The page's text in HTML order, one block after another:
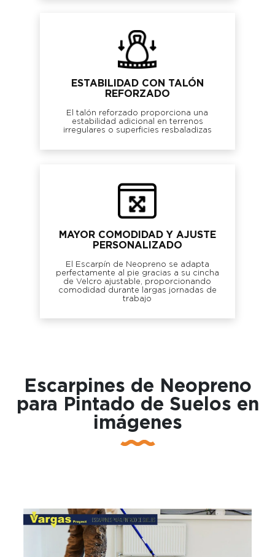
ESTABILIDAD CON TALÓN
REFORZADO
El talón reforzado proporciona una
estabilidad adicional en terrenos
irregulares o superficies resbaladizas
MAYOR COMODIDAD Y AJUSTE
PERSONALIZADO
El Escarpín de Neopreno se adapta
perfectamente al pie gracias a su cincha
de Velcro ajustable, proporcionando
comodidad durante largas jornadas de
trabajo
Escarpines de Neopreno
para Pintado de Suelos en
imágenes